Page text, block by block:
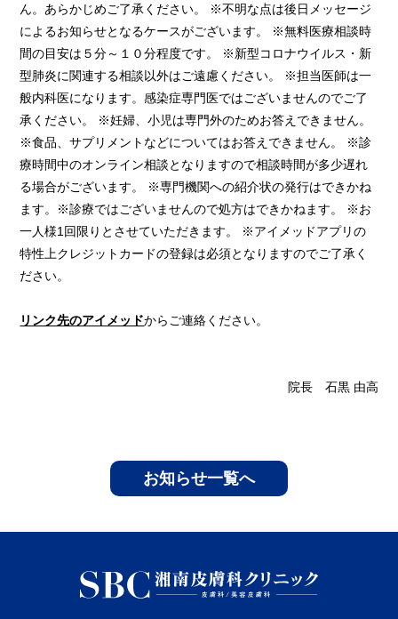
ん。あらかじめご了承ください。 ※不明な点は後日メッセージ
によるお知らせとなるケースがございます。 ※無料医療相談時
間の目安は５分～１０分程度です。 ※新型コロナウイルス・新
型肺炎に関連する相談以外はご遠慮ください。 ※担当医師は一
般内科医になります。感染症専門医ではございませんのでご了
承ください。 ※妊婦、小児は専門外のためお答えできません。
※食品、サプリメントなどについてはお答えできません。 ※診
療時間中のオンライン相談となりますので相談時間が多少遅れ
る場合がございます。 ※専門機関への紹介状の発行はできかね
ます。※診療ではございませんので処方はできかねます。 ※お
一人様1回限りとさせていただきます。 ※アイメッドアプリの
特性上クレジットカードの登録は必須となりますのでご了承く
ださい。
リンク先のアイメッドからご連絡ください。
院長 石黒 由高
お知らせ一覧へ